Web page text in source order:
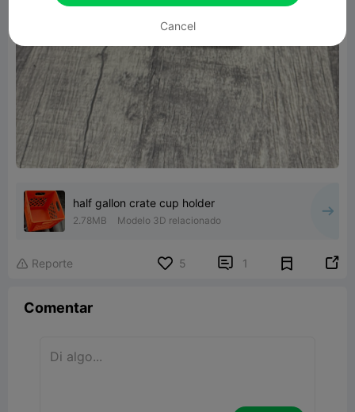
half gallon crate cup holder
2.78MB Modelo 3D relacionado
 Reporte 5  1 
Comentar
Cancel